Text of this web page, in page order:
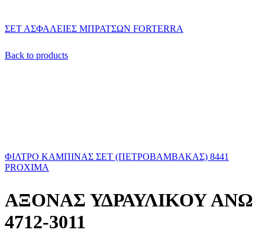
ΣΕΤ ΑΣΦΑΛΕΙΕΣ ΜΠΡΑΤΣΩΝ FORTERRA
Back to products
ΦΙΛΤΡΟ ΚΑΜΠΙΝΑΣ ΣΕΤ (ΠΕΤΡΟΒΑΜΒΑΚΑΣ) 8441
PROXIMA
ΑΞΟΝΑΣ ΥΔΡΑΥΛΙΚΟΥ ΑΝΩ
4712-3011